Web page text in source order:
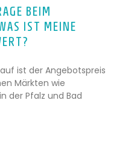
BEIM
IST MEINE
ist der Angebotspreis
Märkten wie
der Pfalz und Bad